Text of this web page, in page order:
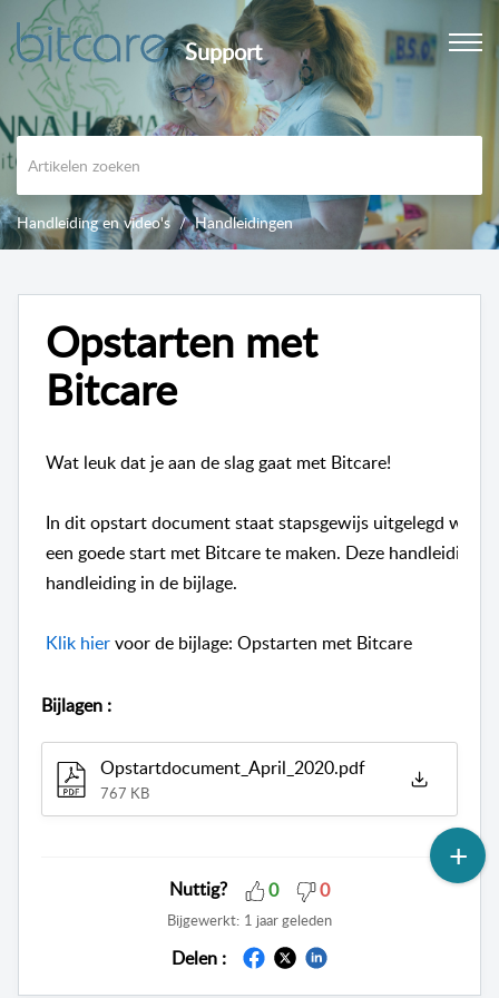
Support
Handleiding en video's Handleidingen
Opstarten met
Bitcare
Wat leuk dat je aan de slag gaat met Bitcare!
In dit opstart document staat stapsgewijs uitgelegd
een goede start met Bitcare te maken. Deze handleiding
handleiding in de bijlage.
Klik h​iervoor de bijlage: Opstarten met Bitcare
Bijlagen :
Opstartdocument_April_2020.pdf
767 KB
Nuttig? 0 0
Bijgewerkt: 1 jaar geleden
Delen :